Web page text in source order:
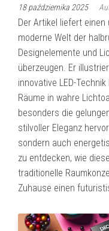
18 października 2025
Der Artikel liefert
moderne Welt der
Designelemente und
überzeugen. Er
innovative LED-
Räume in wahre
besonders die
stilvoller Eleganz
sondern auch
zu entdecken, wie
traditionelle
Zuhause einen